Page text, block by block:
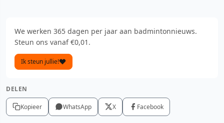
We werken 365 dagen per jaar aan badmintonnieuws.
Steun ons vanaf €0,01.
Ik steun jullie!
DELEN
Kopieer WhatsApp X Facebook